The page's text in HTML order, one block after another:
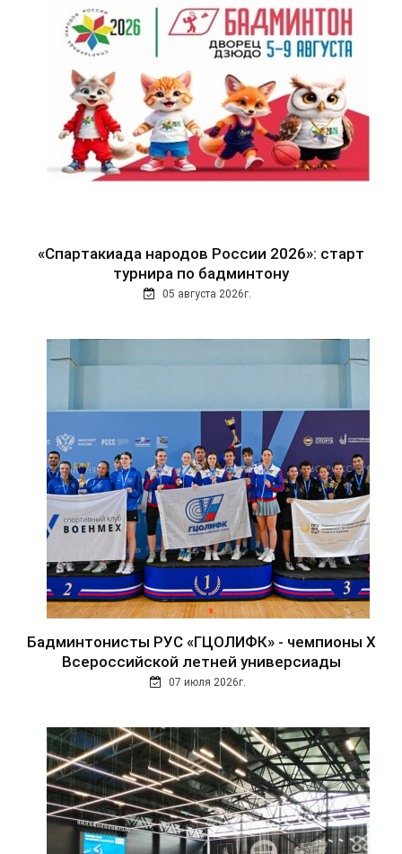
«Спартакиада народов России 2026»: старт
турнира по бадминтону
05 августа 2026г.
Бадминтонисты РУС «ГЦОЛИФК» - чемпионы Х
Всероссийской летней универсиады
07 июля 2026г.